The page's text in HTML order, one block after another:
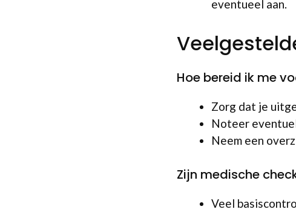
eventueel aan.
Hoe bereid ik me
Zorg dat je
Noteer
Neem een
Zijn medische
Veel